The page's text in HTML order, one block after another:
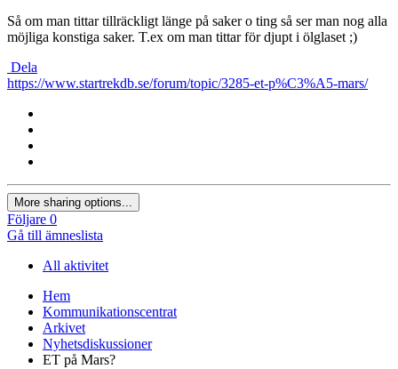
Så om man tittar tillräckligt länge på saker o ting så ser man nog alla
möjliga konstiga saker. T.ex om man tittar för djupt i ölglaset ;)
Dela
https://www.startrekdb.se/forum/topic/3285-et-p%C3%A5-mars/
More sharing options...
Följare 0
Gå till ämneslista
All aktivitet
Hem
Kommunikationscentrat
Arkivet
Nyhetsdiskussioner
ET på Mars?